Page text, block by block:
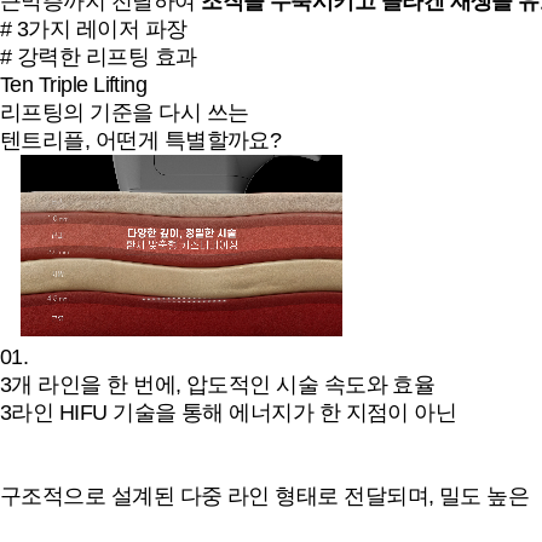
# 3가지 레이저 파장
# 강력한 리프팅 효과
Ten Triple Lifting
리프팅의 기준을 다시 쓰는
텐트리플, 어떤게 특별할까요?
01.
3개 라인을 한 번에, 압도적인 시술 속도와 효율
3라인 HIFU 기술을 통해 에너지가 한 지점이 아닌
구조적으로 설계된 다중 라인 형태로 전달되며, 밀도 높은